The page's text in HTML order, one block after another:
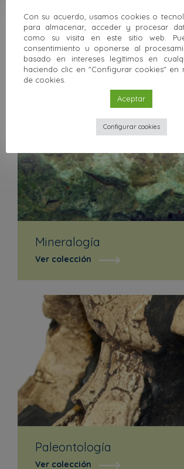
Anterior
Volver a la colección
Otras colecciones
Mineralogía
Ver colección
Paleontología
Ver colección
Con su acuerdo, usamos cookies o
para almacenar, acceder y procesar
como su visita en este sitio web.
consentimiento u oponerse al
basado en intereses legítimos en
haciendo clic en "Configurar cookies" en
de cookies.
Aceptar
Configurar cookies